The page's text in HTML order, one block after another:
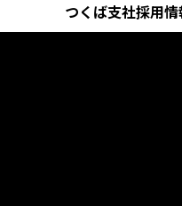
つくば支社採用